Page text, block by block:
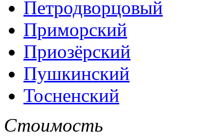
Петродворцовый
Приморский
Приозёрский
Пушкинский
Тосненский
Стоимость